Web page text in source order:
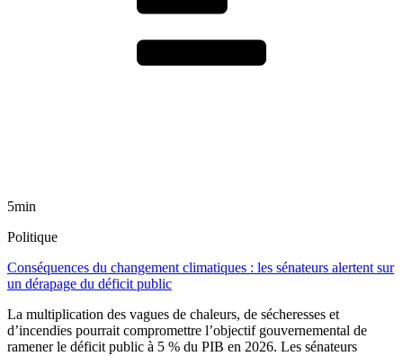
5min
Politique
Conséquences du changement climatiques : les sénateurs alertent sur
un dérapage du déficit public
La multiplication des vagues de chaleurs, de sécheresses et
d’incendies pourrait compromettre l’objectif gouvernemental de
ramener le déficit public à 5 % du PIB en 2026. Les sénateurs